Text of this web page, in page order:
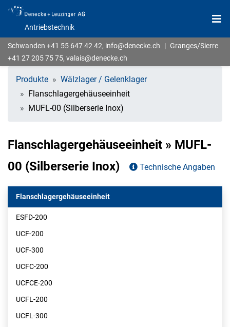
Antriebstechnik
Schwanden +41 55 647 42 42, info@denecke.ch | Granges/Sierre
+41 27 205 75 75, valais@denecke.ch
Produkte
Wälzlager / Gelenklager
Flanschlagergehäuseeinheit
MUFL-00 (Silberserie Inox)
Flanschlagergehäuseeinheit » MUFL-
00 (Silberserie Inox)
Technische Angaben
Flanschlagergehäuseeinheit
ESFD-200
UCF-200
UCF-300
UCFC-200
UCFCE-200
UCFL-200
UCFL-300